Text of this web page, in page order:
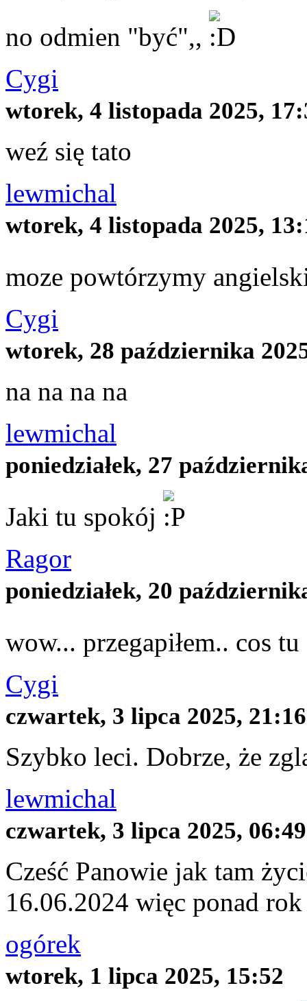
no odmien "być",,
Cygi
wtorek, 4 listopada 2025,
weź się tato
lewmichal
wtorek, 4 listopada 2025,
moze powtórzymy
Cygi
wtorek, 28 października
na na na na
lewmichal
poniedziałek, 27
Jaki tu spokój
Ragor
poniedziałek, 20
wow... przegapiłem.. cos
Cygi
czwartek, 3 lipca 2025, 21:16
Szybko leci. Dobrze, że
lewmichal
czwartek, 3 lipca 2025, 06:49
Cześć Panowie jak tam
16.06.2024 więc ponad rok
ogórek
wtorek, 1 lipca 2025, 15:52